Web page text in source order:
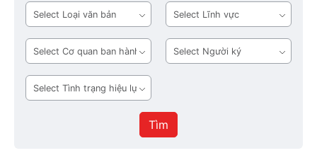
Loại
văn
bản
Lĩnh
vực
Cơ
quan
ban
hành
Người
ký
Tình
trạng
Tìm